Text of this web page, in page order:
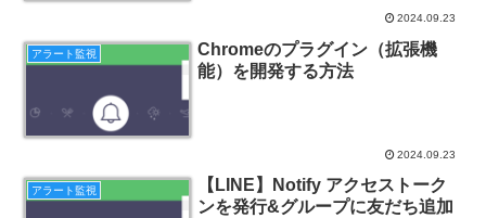
2024.09.23
アラート監視
Chromeのプラグイン（拡張機
能）を開発する方法
2024.09.23
アラート監視
【LINE】Notify アクセストーク
ンを発行&グループに友だち追加